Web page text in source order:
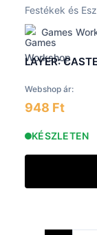
Festékek és
Games
LAYER:
Webshop ár:
948 Ft
KÉSZLETEN